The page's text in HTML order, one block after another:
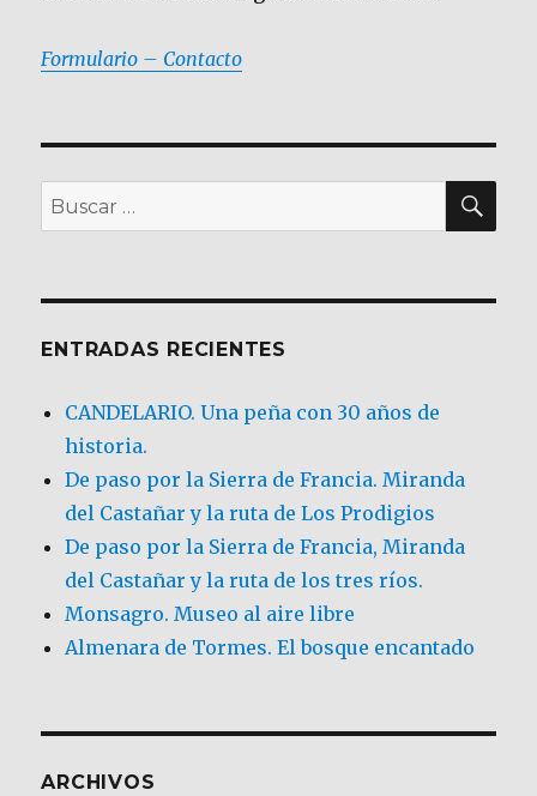
Formulario – Contacto
Buscar
por:
ENTRADAS RECIENTES
CANDELARIO. Una peña con 30 años de
historia.
De paso por la Sierra de Francia. Miranda
del Castañar y la ruta de Los Prodigios
De paso por la Sierra de Francia, Miranda
del Castañar y la ruta de los tres ríos.
Monsagro. Museo al aire libre
Almenara de Tormes. El bosque encantado
ARCHIVOS